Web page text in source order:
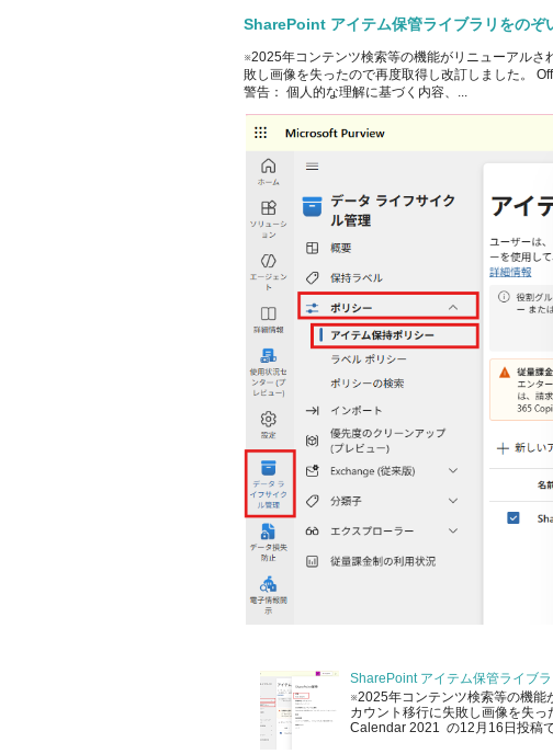
SharePoint アイテム保管ライブラリをのぞ
※2025年コンテンツ検索等の機能がリニューアル
敗し画像を失ったので再度取得し改訂しました。
警告： 個人的な理解に基づく内容、...
SharePoint アイテム保管ライブ
※2025年コンテンツ検索等の機能
カウント移行に失敗し画像を失
Calendar 2021 の12月16日投稿